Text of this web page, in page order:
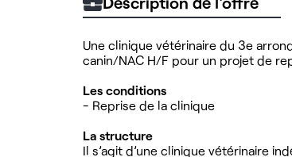
Une clinique vétérinaire du 3e
canin/NAC H/F pour un projet de
Les conditions
- Reprise de la clinique
La structure
Il s’agit d’une clinique vétérinaire